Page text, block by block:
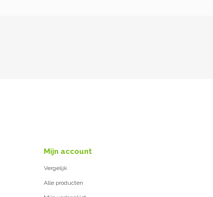
Mijn account
Vergelijk
Alle producten